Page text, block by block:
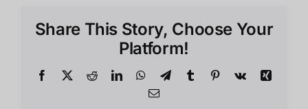
ไม่ใช่
แต่
Share This Story, Choose Your
Platform!
Facebook
X RedditLinkedInWhatsApp
TelegramTumblr Pinterest
Vk
Xing
Email